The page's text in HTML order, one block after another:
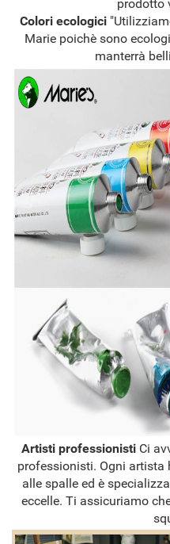
prodotto
Colori ecologici
Marie poichè sono
manterrà
Artisti professionisti Ci
professionisti. Ogni artista
alle spalle ed è
eccelle. Ti assicuriamo